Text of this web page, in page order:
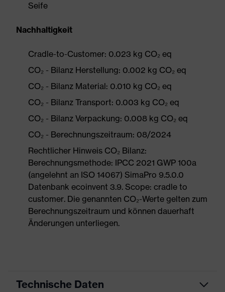
Seife
Nachhaltigkeit
Cradle-to-Customer: 0.023 kg CO₂ eq
CO₂ - Bilanz Herstellung: 0.002 kg CO₂ eq
CO₂ - Bilanz Material: 0.010 kg CO₂ eq
CO₂ - Bilanz Transport: 0.003 kg CO₂ eq
CO₂ - Bilanz Verpackung: 0.008 kg CO₂ eq
CO₂ - Berechnungszeitraum: 08/2024
Rechtlicher Hinweis CO₂ Bilanz:
Berechnungsmethode: IPCC 2021 GWP 100a
(angelehnt an ISO 14067) SimaPro 9.5.0.0
Datenbank ecoinvent 3.9. Scope: cradle to
customer. Die genannten CO₂-Werte gelten zum
Berechnungszeitraum und können dauerhaft
Änderungen unterliegen.
Technische Daten